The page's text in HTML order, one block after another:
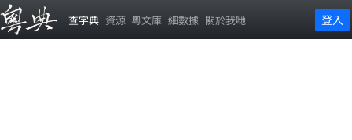
查字典 資源 粵文庫 細數據 關於我哋 登入